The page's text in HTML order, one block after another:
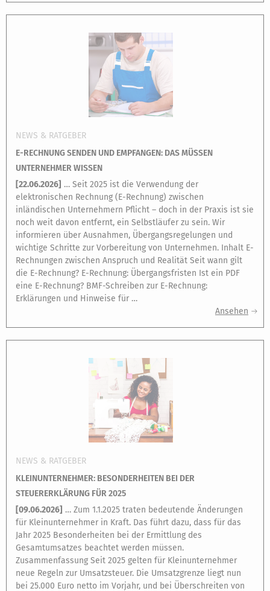
NEWS & RATGEBER
E-RECHNUNG SENDEN UND EMPFANGEN: DAS MÜSSEN
UNTERNEHMER WISSEN
[22.06.2026] … Seit 2025 ist die Verwendung der
elektronischen Rechnung (E-Rechnung) zwischen
inländischen Unternehmern Pflicht – doch in der Praxis ist sie
noch weit davon entfernt, ein Selbstläufer zu sein. Wir
informieren über Ausnahmen, Übergangsregelungen und
wichtige Schritte zur Vorbereitung von Unternehmen. Inhalt E-
Rechnungen zwischen Anspruch und Realität Seit wann gilt
die E-Rechnung? E-Rechnung: Übergangsfristen Ist ein PDF
eine E-Rechnung? BMF-Schreiben zur E-Rechnung:
Erklärungen und Hinweise für …
Ansehen
NEWS & RATGEBER
KLEINUNTERNEHMER: BESONDERHEITEN BEI DER
STEUERERKLÄRUNG FÜR 2025
[09.06.2026] … Zum 1.1.2025 traten bedeutende Änderungen
für Kleinunternehmer in Kraft. Das führt dazu, dass für das
Jahr 2025 Besonderheiten bei der Ermittlung des
Gesamtumsatzes beachtet werden müssen.
Zusammenfassung Seit 2025 gelten für Kleinunternehmer
neue Regeln zur Umsatzsteuer. Die Umsatzgrenze liegt nun
bei 25.000 Euro netto im Vorjahr, und bei Überschreiten von